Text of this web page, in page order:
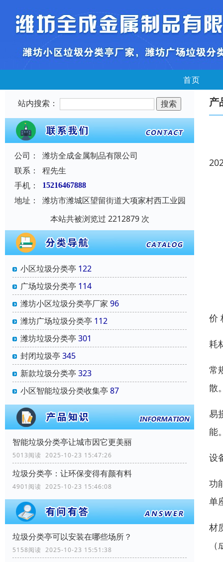
首页
站内搜索：
公司：
潍坊全成金属制品有限公司
联系：
程先生
手机：
15216467888
地址：
潍坊市潍城区望留街道大项家村西工业园
本站共被浏览过 2212879 次
小区垃圾分类亭 122
广场垃圾分类亭 114
潍坊小区垃圾分类亭厂家 96
潍坊广场垃圾分类亭 112
潍坊垃圾分类亭 301
封闭垃圾亭 345
新款垃圾分类亭 323
小区智能垃圾分类收集亭 87
智能垃圾分类亭让城市因它更美丽
5013阅读 2025-10-23 15:47:26
垃圾分类亭：让环保变得有颜有料
4901阅读 2025-10-23 15:46:08
垃圾分类亭可以安装在哪些场所？
5158阅读 2025-10-23 15:51:38
产
价
耗
常
散
易
能
设
功
单
材